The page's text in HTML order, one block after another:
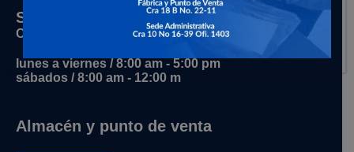
Sede Administrativa
Cra 10 No 16-39 Ofi. 1403
lunes a viernes / 8:00 am - 5:00 pm
sábados / 8:00 am - 12:00 m
Almacén y punto de venta